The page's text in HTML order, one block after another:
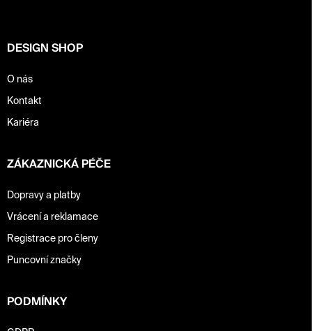
DESIGN SHOP
O nás
Kontakt
Kariéra
ZÁKAZNICKÁ PÉČE
Dopravy a platby
Vrácení a reklamace
Registrace pro členy
Puncovní značky
PODMÍNKY